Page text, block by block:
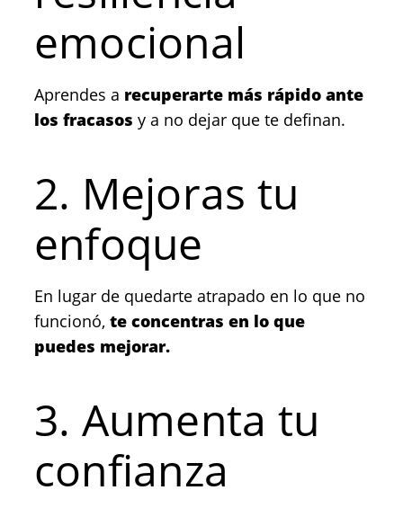
emocional
Aprendes a recuperarte más rápido ante
los fracasos y a no dejar que te definan.
2. Mejoras tu
enfoque
En lugar de quedarte atrapado en lo que no
funcionó, te concentras en lo que
puedes mejorar.
3. Aumenta tu
confianza